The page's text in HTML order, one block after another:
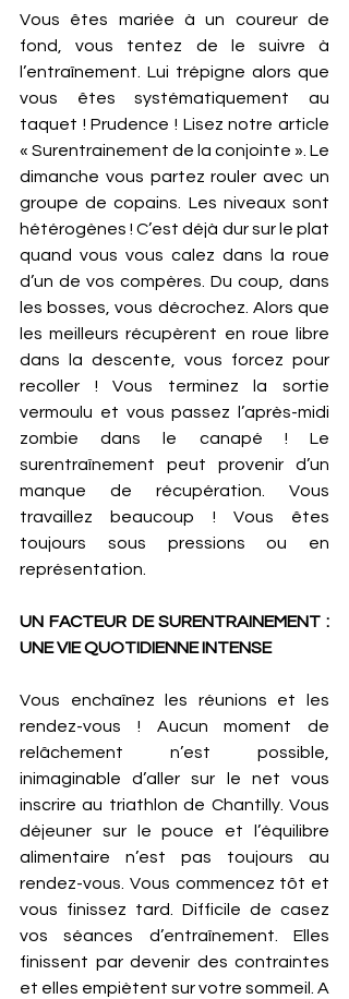
Vous êtes mariée à un coureur de
fond, vous tentez de le suivre à
l’entraînement. Lui trépigne alors que
vous êtes systématiquement au
taquet ! Prudence ! Lisez notre article
« Surentrainement de la conjointe ». Le
dimanche vous partez rouler avec un
groupe de copains. Les niveaux sont
hétérogènes ! C’est déjà dur sur le plat
quand vous vous calez dans la roue
d’un de vos compères. Du coup, dans
les bosses, vous décrochez. Alors que
les meilleurs récupèrent en roue libre
dans la descente, vous forcez pour
recoller ! Vous terminez la sortie
vermoulu et vous passez l’après-midi
zombie dans le canapé ! Le
surentraînement peut provenir d’un
manque de récupération. Vous
travaillez beaucoup ! Vous êtes
toujours sous pressions ou en
représentation.
UN FACTEUR DE SURENTRAINEMENT :
UNE VIE QUOTIDIENNE INTENSE
Vous enchaînez les réunions et les
rendez-vous ! Aucun moment de
relâchement n’est possible,
inimaginable d’aller sur le net vous
inscrire au triathlon de Chantilly. Vous
déjeuner sur le pouce et l’équilibre
alimentaire n’est pas toujours au
rendez-vous. Vous commencez tôt et
vous finissez tard. Difficile de casez
vos séances d’entraînement. Elles
finissent par devenir des contraintes
et elles empiètent sur votre sommeil. A